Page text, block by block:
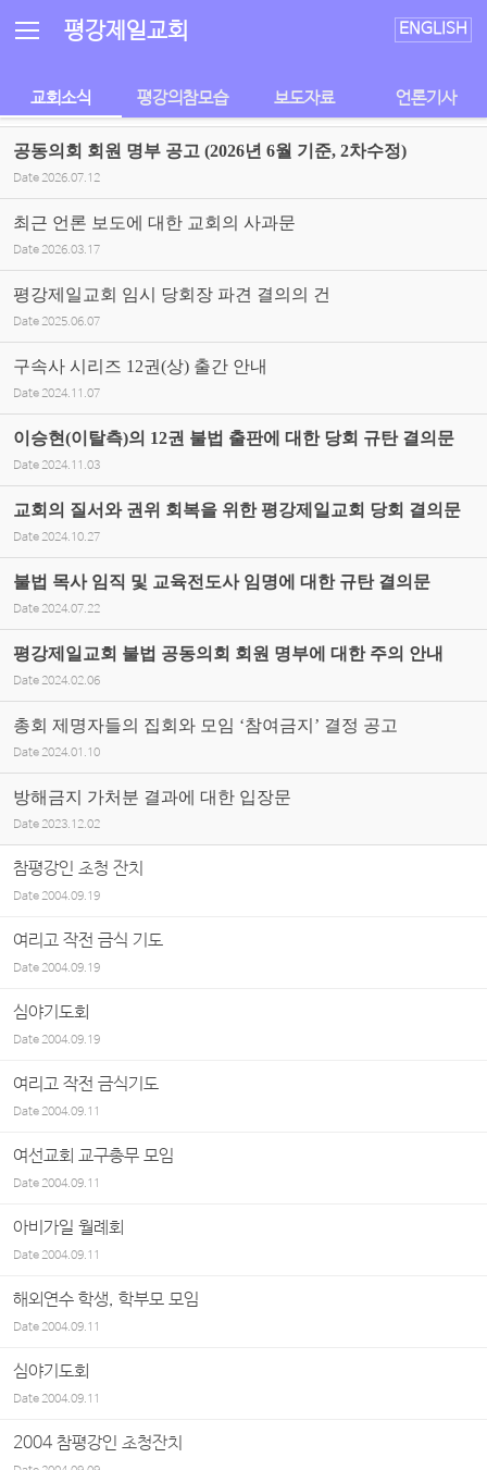
평강제일교회 ENGLISH
교회소식 평강의참모습 보도자료 언론기사
공동의회 회원 명부 공고 (2026년 6월 기준, 2차수정)
Date 2026.07.12
최근 언론 보도에 대한 교회의 사과문
Date 2026.03.17
평강제일교회 임시 당회장 파견 결의의 건
Date 2025.06.07
구속사 시리즈 12권(상) 출간 안내
Date 2024.11.07
이승현(이탈측)의 12권 불법 출판에 대한 당회 규탄 결의문
Date 2024.11.03
교회의 질서와 권위 회복을 위한 평강제일교회 당회 결의문
Date 2024.10.27
불법 목사 임직 및 교육전도사 임명에 대한 규탄 결의문
Date 2024.07.22
평강제일교회 불법 공동의회 회원 명부에 대한 주의 안내
Date 2024.02.06
총회 제명자들의 집회와 모임 ‘참여금지’ 결정 공고
Date 2024.01.10
방해금지 가처분 결과에 대한 입장문
Date 2023.12.02
참평강인 초청 잔치
Date2004.09.19
여리고 작전 금식 기도
Date2004.09.19
심야기도회
Date2004.09.19
여리고 작전 금식기도
Date2004.09.11
여선교회 교구총무 모임
Date2004.09.11
아비가일 월례회
Date2004.09.11
해외연수 학생, 학부모 모임
Date2004.09.11
심야기도회
Date2004.09.11
2004 참평강인 초청잔치